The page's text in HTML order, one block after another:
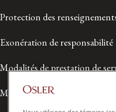
Protection des
Exonération de responsabilité
Modalités de prestation de
Modalités d'utilisation